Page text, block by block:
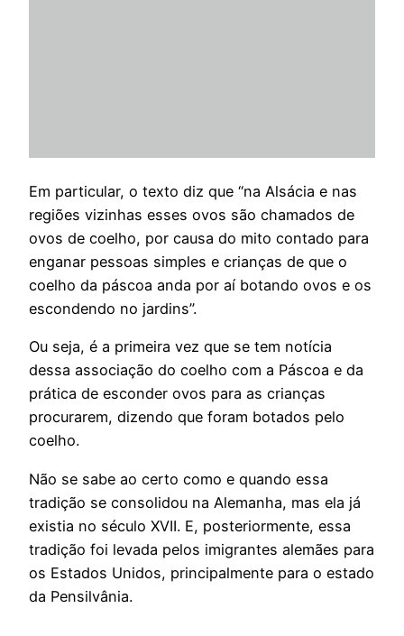
Em particular, o texto diz que “na Alsácia e nas
regiões vizinhas esses ovos são chamados de
ovos de coelho, por causa do mito contado para
enganar pessoas simples e crianças de que o
coelho da páscoa anda por aí botando ovos e os
escondendo no jardins”.
Ou seja, é a primeira vez que se tem notícia
dessa associação do coelho com a Páscoa e da
prática de esconder ovos para as crianças
procurarem, dizendo que foram botados pelo
coelho.
Não se sabe ao certo como e quando essa
tradição se consolidou na Alemanha, mas ela já
existia no século XVII. E, posteriormente, essa
tradição foi levada pelos imigrantes alemães para
os Estados Unidos, principalmente para o estado
da Pensilvânia.